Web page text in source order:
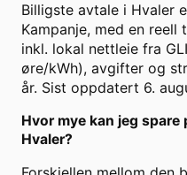
Billigste avtale i Hvaler
Kampanje, med en
inkl. lokal nettleie fra
øre/kWh), avgifter og
år. Sist oppdatert 6.
Hvor mye kan jeg
Hvaler?